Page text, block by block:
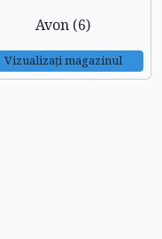
Avon (6)
Vizualizați magazinul